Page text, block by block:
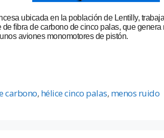
ubicada en la población de Lentilly,
fibra de carbono de cinco palas, que
aviones monomotores de pistón.
carbono, hélice cinco palas, menos ruido